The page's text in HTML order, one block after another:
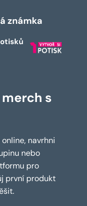
známka
s
navrhni
nebo
pro
první produkt